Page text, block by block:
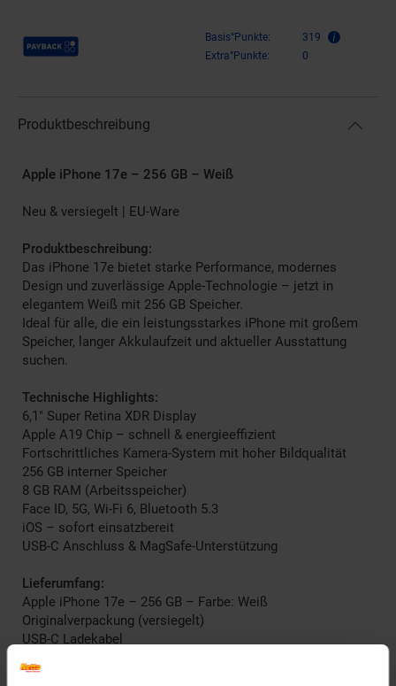
Payback Punkte Basis°Punkte:
319
Extra°Punkte:
0
Produktbeschreibung
Apple iPhone 17e – 256 GB – Weiß
Neu & versiegelt | EU-Ware
Produktbeschreibung:
Das iPhone 17e bietet starke Performance, modernes
Design und zuverlässige Apple-Technologie – jetzt in
elegantem Weiß mit 256 GB Speicher.
Ideal für alle, die ein leistungsstarkes iPhone mit großem
Speicher, langer Akkulaufzeit und aktueller Ausstattung
suchen.
Technische Highlights:
6,1" Super Retina XDR Display
Apple A19 Chip – schnell & energieeffizient
Fortschrittliches Kamera-System mit hoher Bildqualität
256 GB interner Speicher
8 GB RAM (Arbeitsspeicher)
Face ID, 5G, Wi-Fi 6, Bluetooth 5.3
iOS – sofort einsatzbereit
USB-C Anschluss & MagSafe-Unterstützung
Lieferumfang:
Apple iPhone 17e – 256 GB – Farbe: Weiß
Originalverpackung (versiegelt)
USB-C Ladekabel